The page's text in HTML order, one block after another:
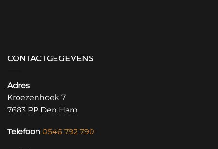
CONTACTGEGEVENS
Adres
Kroezenhoek 7
7683 PP Den Ham
Telefoon 0546 792 790